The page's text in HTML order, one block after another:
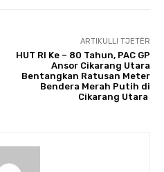
ARTIKULLI TJETËR
HUT RI Ke – 80 Tahun, PAC GP
Ansor Cikarang Utara
Bentangkan Ratusan Meter
Bendera Merah Putih di
Cikarang Utara